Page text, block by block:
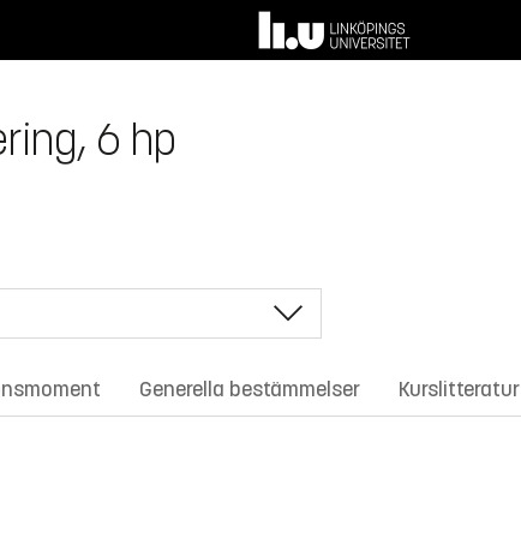
6 hp
Generella bestämmelser Kurslitteratur